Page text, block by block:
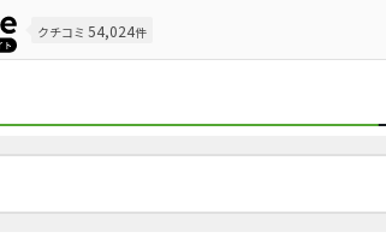
クチコミ 54,024件